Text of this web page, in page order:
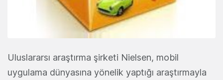
Uluslararsı araştırma şirketi Nielsen, mobil
uygulama dünyasına yönelik yaptığı araştırmayla